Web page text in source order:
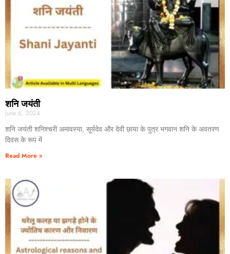
शनि जयंती
June 6, 2024
शनि जयंती शनिश्चरी अमावस्‍या, सूर्यदेव और देवी छाया के पुत्र भगवान शनि के अवतरण
दिवस के रूप में
Read More »